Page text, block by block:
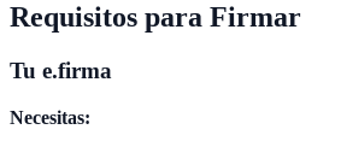
Requisitos para Firmar
Tu e.firma
Necesitas: